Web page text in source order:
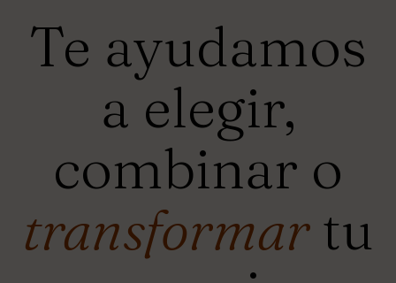
Te ayudamos
a elegir,
combinar o
transformartu